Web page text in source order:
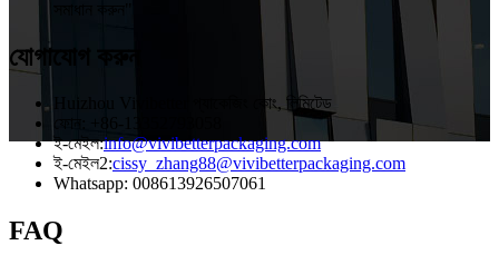
যোগাযোগ করুন
Huizhou Vivibetter প্যাকেজিং কোং, লিমিটেড
ই-মেইল:info@vivibetterpackaging.com
ই-মেইল2:cissy_zhang88@vivibetterpackaging.com
Whatsapp: 008613926507061
FAQ